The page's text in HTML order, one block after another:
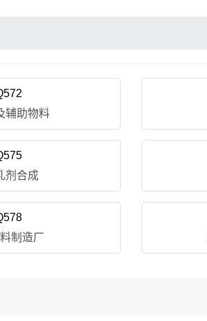
辅助物料
剂合成
制造厂